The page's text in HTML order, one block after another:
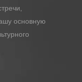
основную